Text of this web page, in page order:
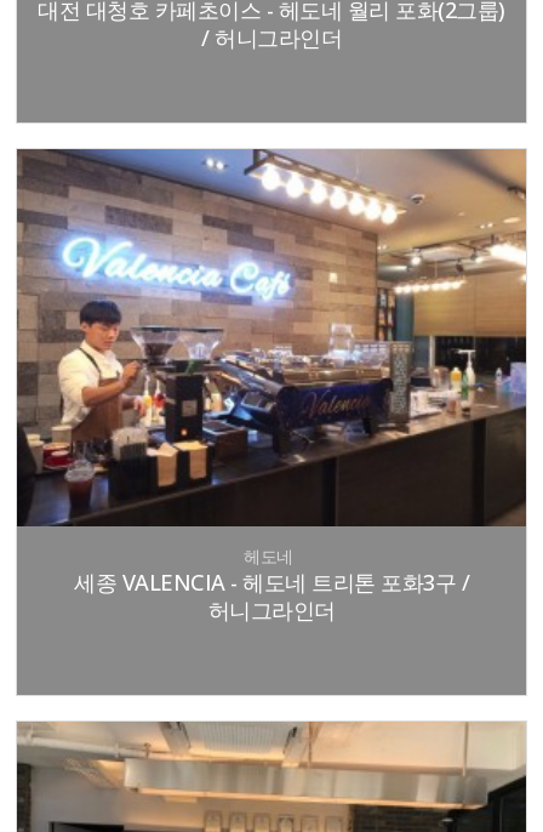
대전 대청호 카페초이스 - 헤도네 월리 포화(2그룹)
/ 허니그라인더
헤도네
세종 VALENCIA - 헤도네 트리톤 포화3구 /
허니그라인더